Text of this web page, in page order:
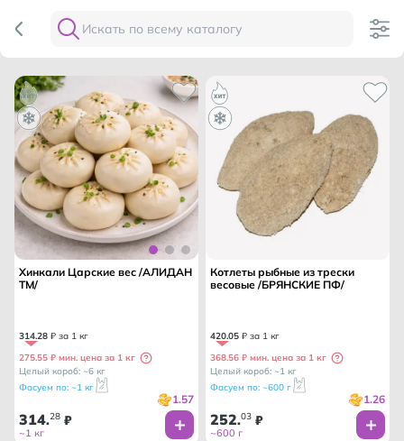
Хинкали Царские вес /АЛИДАН
ТМ/
314.28 ₽ за 1 кг
275.55 ₽ мин. цена за 1 кг
Целый короб: ~6 кг
Фасуем по: ~1 кг
1.57
314.28 ₽
~1 кг
Котлеты рыбные из трески
весовые /БРЯНСКИЕ ПФ/
420.05 ₽ за 1 кг
368.56 ₽ мин. цена за 1 кг
Целый короб: ~1 кг
Фасуем по: ~600 г
1.26
252.03 ₽
~600 г